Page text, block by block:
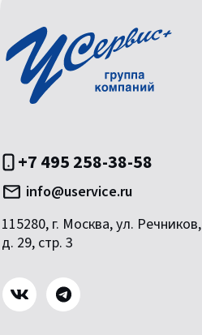
+7 495 258-38-58
info@uservice.ru
115280, г. Москва, ул. Речников,
д. 29, стр. 3